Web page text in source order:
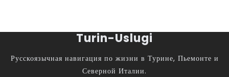
Turin-Uslugi
Русскоязычная навигация по жизни в Турине, Пьемонте и
Северной Италии.